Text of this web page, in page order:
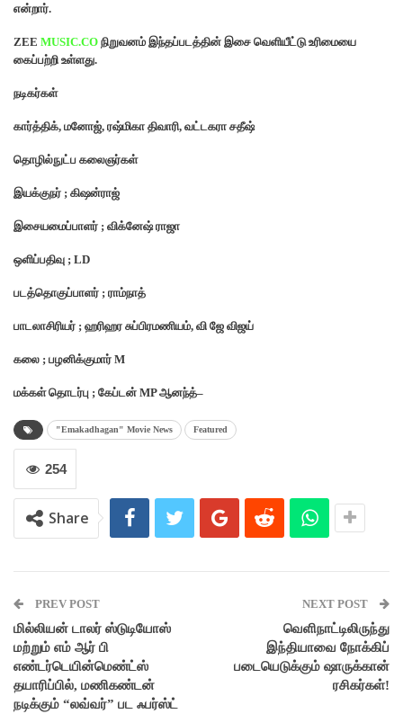
என்றார்.
ZEE MUSIC.CO நிறுவனம் இந்தப்படத்தின் இசை வெளியீட்டு உரிமையை
கைப்பற்றி உள்ளது.
நடிகர்கள்
கார்த்திக், மனோஜ், ரஷ்மிகா திவாரி, வட்டகரா சதீஷ்
தொழில்நுட்ப கலைஞர்கள்
இயக்குநர் ; கிஷன்ராஜ்
இசையமைப்பாளர் ; விக்னேஷ் ராஜா
ஒளிப்பதிவு ; LD
படத்தொகுப்பாளர் ; ராம்நாத்
பாடலாசிரியர் ; ஹரிஹர சுப்பிரமணியம், வி ஜே விஜய்
கலை ; பழனிக்குமார் M
மக்கள் தொடர்பு ; கேப்டன் MP ஆனந்த்–
"Emakadhagan" Movie News Featured
254
Share
PREV POST
மில்லியன் டாலர் ஸ்டுடியோஸ்
மற்றும் எம் ஆர் பி
எண்டர்டெயின்மெண்ட்ஸ்
தயாரிப்பில், மணிகண்டன்
நடிக்கும் “லவ்வர்” பட ஃபர்ஸ்ட்
NEXT POST
வெளிநாட்டிலிருந்து
இந்தியாவை நோக்கிப்
படையெடுக்கும் ஷாருக்கான்
ரசிகர்கள்!